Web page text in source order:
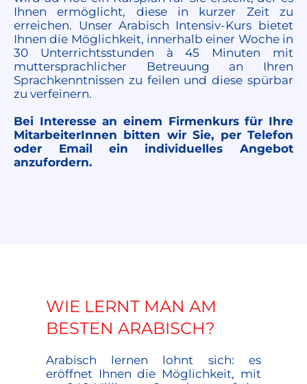
Ihnen ermöglicht, diese in kurzer Zeit zu
erreichen. Unser Arabisch Intensiv-Kurs bietet
Ihnen die Möglichkeit, innerhalb einer Woche in
30 Unterrichtsstunden à 45 Minuten mit
muttersprachlicher Betreuung an Ihren
Sprachkenntnissen zu feilen und diese spürbar
zu verfeinern.
Bei Interesse an einem Firmenkurs für Ihre
MitarbeiterInnen bitten wir Sie, per Telefon
oder Email ein individuelles Angebot
anzufordern.
WIE LERNT MAN AM
BESTEN ARABISCH?
Arabisch lernen lohnt sich: es
eröffnet Ihnen die Möglichkeit, mit